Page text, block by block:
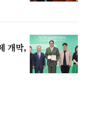
개막,